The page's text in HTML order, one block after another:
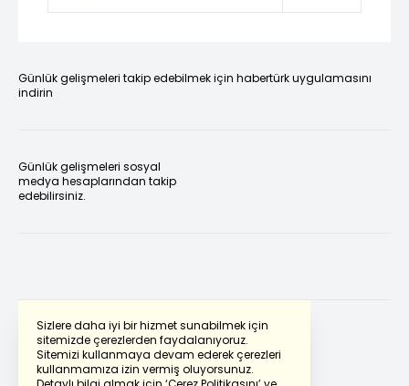
Sizlere daha iyi bir hizmet sunabilmek için
sitemizde çerezlerden faydalanıyoruz.
Sitemizi kullanmaya devam ederek çerezleri
kullanmamıza izin vermiş oluyorsunuz.
Günlük gelişmeleri takip edebilmek için habertürk uygulamasını
indirin
Günlük gelişmeleri sosyal
medya hesaplarından takip
edebilirsiniz.
Powered by Translate